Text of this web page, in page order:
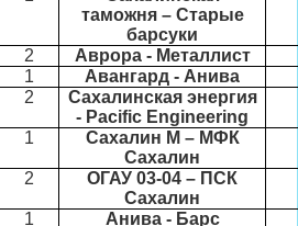
таможня – Старые
барсуки
2
Аврора - Металлист
1
Авангард - Анива
2
Сахалинская энергия
- Pacific Engineering
1
Сахалин М – МФК
Сахалин
2
ОГАУ 03-04 – ПСК
Сахалин
1
Анива - Барс